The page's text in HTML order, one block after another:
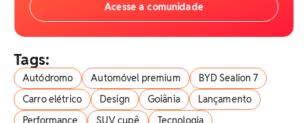
Acesse a comunidade
Tags:
Autódromo Automóvel premium
BYD Sealion 7
Carro elétrico
Design Goiânia
Lançamento
Performance
SUV cupê Tecnologia